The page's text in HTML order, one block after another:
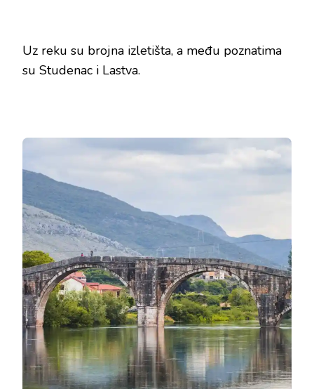
Uz reku su brojna izletišta, a među poznatima
su Studenac i Lastva.